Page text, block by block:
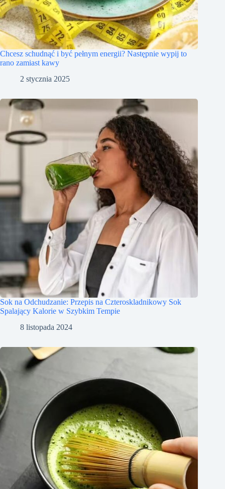
Chcesz schudnąć i być pełnym energii? Następnie wypij to
rano zamiast kawy
2 stycznia 2025
Sok na Odchudzanie: Przepis na Czteroskladnikowy Sok
Spalający Kalorie w Szybkim Tempie
8 listopada 2024